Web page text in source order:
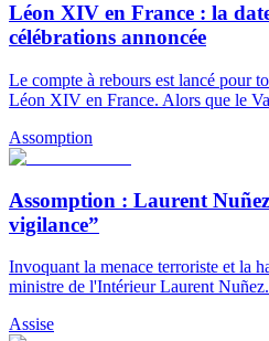
Léon XIV en France : la
célébrations annoncée
Le compte à rebours est lancé pour
Léon XIV en France. Alors que le
Assomption
Assomption : Laurent
vigilance”
Invoquant la menace terroriste et la
ministre de l'Intérieur Laurent
Assise